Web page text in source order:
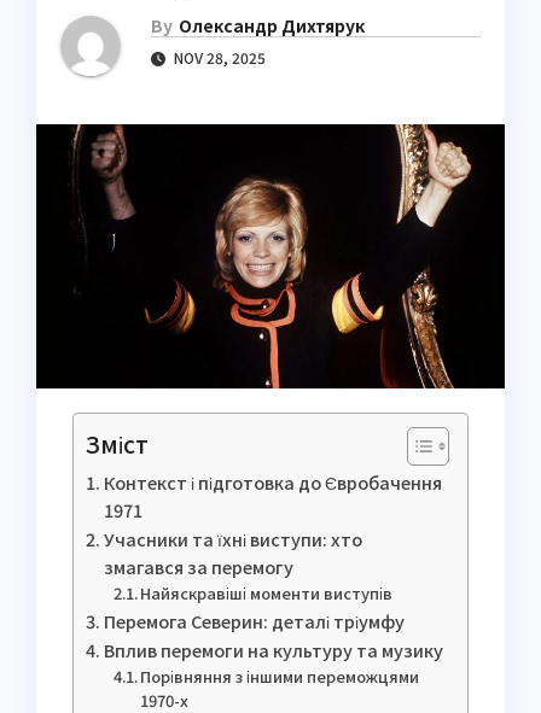
By Олександр Дихтярук
NOV 28, 2025
Зміст
Контекст і підготовка до Євробачення
1971
Учасники та їхні виступи: хто
змагався за перемогу
Найяскравіші моменти виступів
Перемога Северин: деталі тріумфу
Вплив перемоги на культуру та музику
Порівняння з іншими переможцями
1970-х